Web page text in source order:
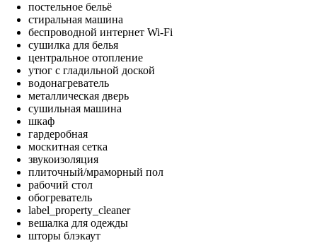
постельное бельё
стиральная машина
беспроводной интернет Wi-Fi
сушилка для белья
центральное отопление
утюг с гладильной доской
водонагреватель
металлическая дверь
сушильная машина
шкаф
гардеробная
москитная сетка
звукоизоляция
плиточный/мраморный пол
рабочий стол
обогреватель
label_property_cleaner
вешалка для одежды
шторы блэкаут